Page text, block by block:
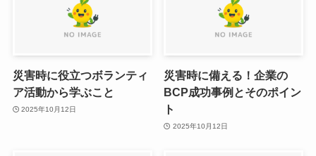
災害時に役立つボランティ
ア活動から学ぶこと
2025年10月12日
災害時に備える！企業の
BCP成功事例とそのポイン
ト
2025年10月12日